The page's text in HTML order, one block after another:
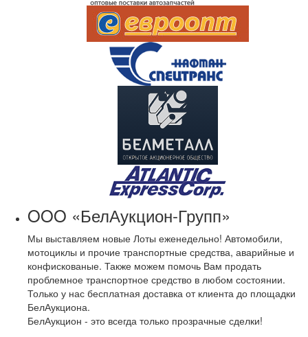
OOO «БелАукцион-Групп»
Мы выставляем новые Лоты еженедельно! Автомобили,
мотоциклы и прочие транспортные средства, аварийные и
конфискованые. Также можем помочь Вам продать
проблемное транспортное средство в любом состоянии.
Только у нас бесплатная доставка от клиента до площадки
БелАукциона.
БелАукцион - это всегда только прозрачные сделки!